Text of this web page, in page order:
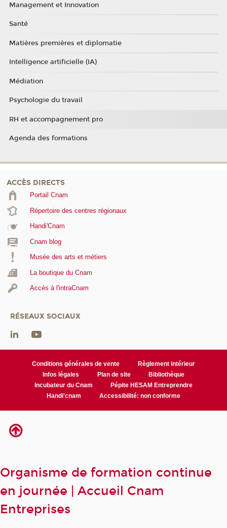
Management et Innovation
Santé
Matières premières et diplomatie
Intelligence artificielle (IA)
Médiation
Psychologie du travail
RH et accompagnement pro
Agenda des formations
ACCÈS DIRECTS
Portail Cnam
Répertoire des centres régionaux
Handi'Cnam
Cnam blog
Musée des arts et métiers
La boutique du Cnam
Accès à l'intraCnam
RÉSEAUX SOCIAUX
Conditions générales de vente
Règlement intérieur
Infos légales
Plan de site
Bibliothèque
Incubateur du Cnam
Pépite HESAM Entreprendre
Handi'cnam
Accessibilité: non conforme
Organisme de formation continue
en journée | Accueil Cnam
Entreprises